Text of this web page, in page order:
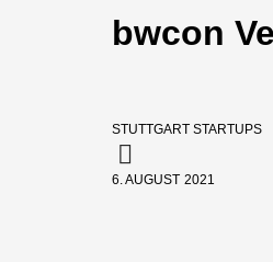
bwcon
STUTTGART STARTUPS
6. AUGUST 2021